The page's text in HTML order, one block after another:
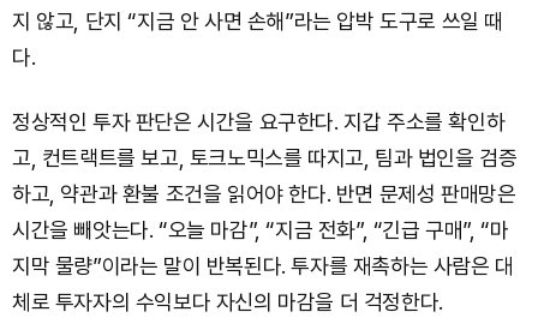
지 않고, 단지 “지금 안 사면 손해”라는 압박 도구로 쓰일 때
다.
정상적인 투자 판단은 시간을 요구한다. 지갑 주소를 확인하
고, 컨트랙트를 보고, 토크노믹스를 따지고, 팀과 법인을 검증
하고, 약관과 환불 조건을 읽어야 한다. 반면 문제성 판매망은
시간을 빼앗는다. “오늘 마감”, “지금 전화”, “긴급 구매”, “마
지막 물량”이라는 말이 반복된다. 투자를 재촉하는 사람은 대
체로 투자자의 수익보다 자신의 마감을 더 걱정한다.